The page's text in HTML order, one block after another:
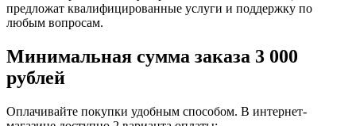
предложат квалифицированные услуги и поддержку по
любым вопросам.
Минимальная сумма заказа 3 000
рублей
Оплачивайте покупки удобным способом. В интернет-